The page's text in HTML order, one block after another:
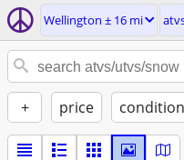
Wellington ± 16 mi
+ price condition